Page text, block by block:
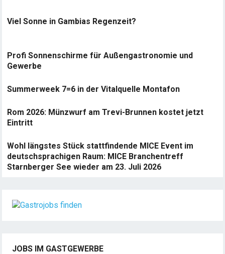
Viel Sonne in Gambias Regenzeit?
Profi Sonnenschirme für Außengastronomie und
Gewerbe
Summerweek 7=6 in der Vitalquelle Montafon
Rom 2026: Münzwurf am Trevi-Brunnen kostet jetzt
Eintritt
Wohl längstes Stück stattfindende MICE Event im
deutschsprachigen Raum: MICE Branchentreff
Starnberger See wieder am 23. Juli 2026
JOBS IM GASTGEWERBE